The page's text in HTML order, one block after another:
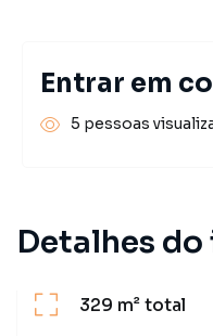
Detalhes do
329 m²total
Entrar em
5 pessoas